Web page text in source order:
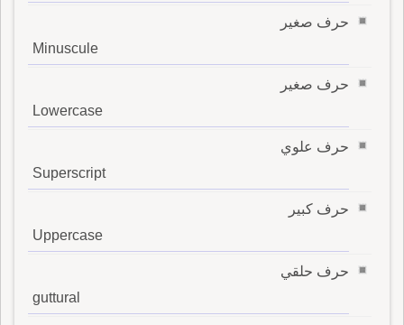
حرف صغير
Minuscule
حرف صغير
Lowercase
حرف علوي
Superscript
حرف كبير
Uppercase
حرف حلقي
guttural